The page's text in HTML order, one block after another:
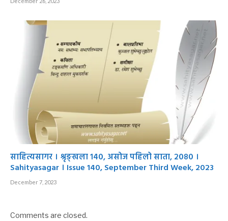
साहित्यसागर । श्रृङ्खला १४०, असोज पहिलो साता, २०८० ।
Sahityasagar । Issue 140, September Third Week, 2023
December 7, 2023
Comments are closed.